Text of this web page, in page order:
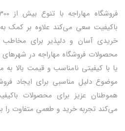
باکیفیت سعی می‌کند علاوه بر کمک
خریدی آسان و دلپذیر برای مخاطب
محصولات فروشگاه مهاراجه در
یا با کیفیتی نامناسب و قیمت بالا
موضوع دلیل مناسبی برای ایجاد
هموطنان عزیز برای محصولات
می‌کند تجربه خرید و طعمی متفاوت را